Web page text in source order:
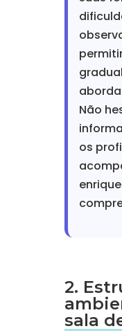
Não
os
2.
sala